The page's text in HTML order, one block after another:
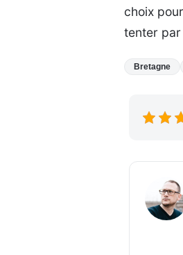
choix
tenter par
Bretagne